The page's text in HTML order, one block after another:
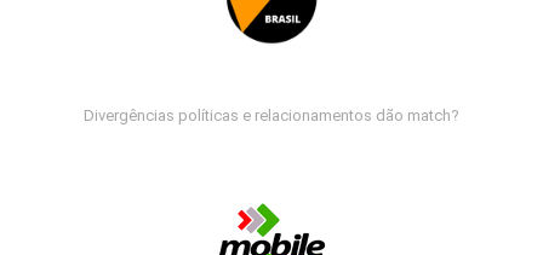
Divergências políticas e relacionamentos dão match?